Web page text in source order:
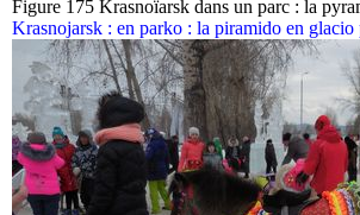
Figure 175 Krasnoïarsk dans un parc : la
Krasnojarsk : en parko : la piramido en glacio